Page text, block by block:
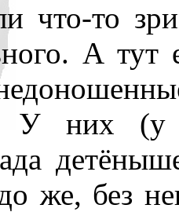
что-то
А тут
У них (у
же, без